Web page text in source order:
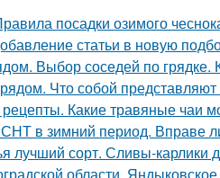
посадки озимого
статьи в новую
Выбор соседей по грядке.
Что собой представляют
Какие травяные чаи
в зимний период. Вправе
лучший сорт. Сливы-карлики